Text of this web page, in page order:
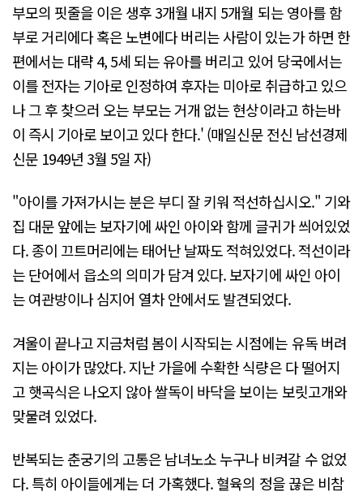
부모의 핏줄을 이은 생후 3개월 내지 5개월 되는 영아를 함
부로 거리에다 혹은 노변에다 버리는 사람이 있는가 하면 한
편에서는 대략 4, 5세 되는 유아를 버리고 있어 당국에서는
이를 전자는 기아로 인정하여 후자는 미아로 취급하고 있으
나 그 후 찾으러 오는 부모는 거개 없는 현상이라고 하는바
이 즉시 기아로 보이고 있다 한다.' (매일신문 전신 남선경제
신문 1949년 3월 5일 자)
"아이를 가져가시는 분은 부디 잘 키워 적선하십시오." 기와
집 대문 앞에는 보자기에 싸인 아이와 함께 글귀가 씌어있었
다. 종이 끄트머리에는 태어난 날짜도 적혀있었다. 적선이라
는 단어에서 읍소의 의미가 담겨 있다. 보자기에 싸인 아이
는 여관방이나 심지어 열차 안에서도 발견되었다.
겨울이 끝나고 지금처럼 봄이 시작되는 시점에는 유독 버려
지는 아이가 많았다. 지난 가을에 수확한 식량은 다 떨어지
고 햇곡식은 나오지 않아 쌀독이 바닥을 보이는 보릿고개와
맞물려 있었다.
반복되는 춘궁기의 고통은 남녀노소 누구나 비켜갈 수 없었
다. 특히 아이들에게는 더 가혹했다. 혈육의 정을 끊은 비참